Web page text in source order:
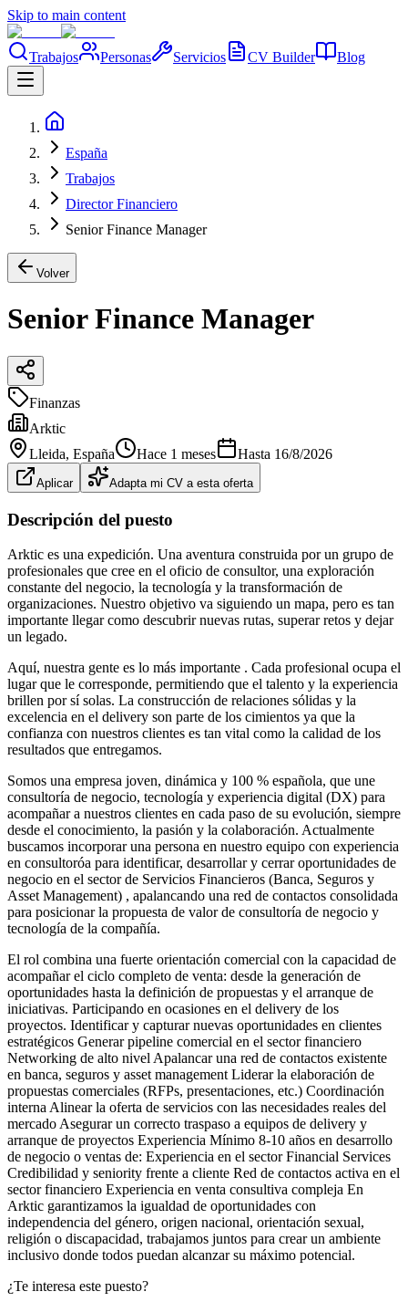
Skip to main content
Trabajos Personas Servicios CV Builder Blog
España
Trabajos
Director Financiero
Senior Finance Manager
Volver
Senior Finance Manager
Finanzas
Arktic
Lleida, España Hace 1 meses Hasta 16/8/2026
Aplicar Adapta mi CV a esta oferta
Descripción del puesto
Arktic es una expedición. Una aventura construida por un grupo de
profesionales que cree en el oficio de consultor, una exploración
constante del negocio, la tecnología y la transformación de
organizaciones. Nuestro objetivo va siguiendo un mapa, pero es tan
importante llegar como descubrir nuevas rutas, superar retos y dejar
un legado.
Aquí, nuestra gente es lo más importante . Cada profesional ocupa el
lugar que le corresponde, permitiendo que el talento y la experiencia
brillen por sí solas. La construcción de relaciones sólidas y la
excelencia en el delivery son parte de los cimientos ya que la
confianza con nuestros clientes es tan vital como la calidad de los
resultados que entregamos.
Somos una empresa joven, dinámica y 100 % española, que une
consultoría de negocio, tecnología y experiencia digital (DX) para
acompañar a nuestros clientes en cada paso de su evolución, siempre
desde el conocimiento, la pasión y la colaboración. Actualmente
buscamos incorporar una persona en nuestro equipo con experiencia
en consultoróa para identificar, desarrollar y cerrar oportunidades de
negocio en el sector de Servicios Financieros (Banca, Seguros y
Asset Management) , apalancando una red de contactos consolidada
para posicionar la propuesta de valor de consultoría de negocio y
tecnología de la compañía.
El rol combina una fuerte orientación comercial con la capacidad de
acompañar el ciclo completo de venta: desde la generación de
oportunidades hasta la definición de propuestas y el arranque de
iniciativas. Participando en ocasiones en el delivery de los
proyectos. Identificar y capturar nuevas oportunidades en clientes
estratégicos Generar pipeline comercial en el sector financiero
Networking de alto nivel Apalancar una red de contactos existente
en banca, seguros y asset management Liderar la elaboración de
propuestas comerciales (RFPs, presentaciones, etc.) Coordinación
interna Alinear la oferta de servicios con las necesidades reales del
mercado Asegurar un correcto traspaso a equipos de delivery y
arranque de proyectos Experiencia Mínimo 8-10 años en desarrollo
de negocio o ventas de: Experiencia en el sector Financial Services
Credibilidad y seniority frente a cliente Red de contactos activa en el
sector financiero Experiencia en venta consultiva compleja En
Arktic garantizamos la igualdad de oportunidades con
independencia del género, origen nacional, orientación sexual,
religión o discapacidad, trabajamos juntos para crear un ambiente
inclusivo donde todos puedan alcanzar su máximo potencial.
¿Te interesa este puesto?